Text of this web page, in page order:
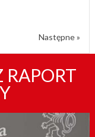
Następne »
RAPORT